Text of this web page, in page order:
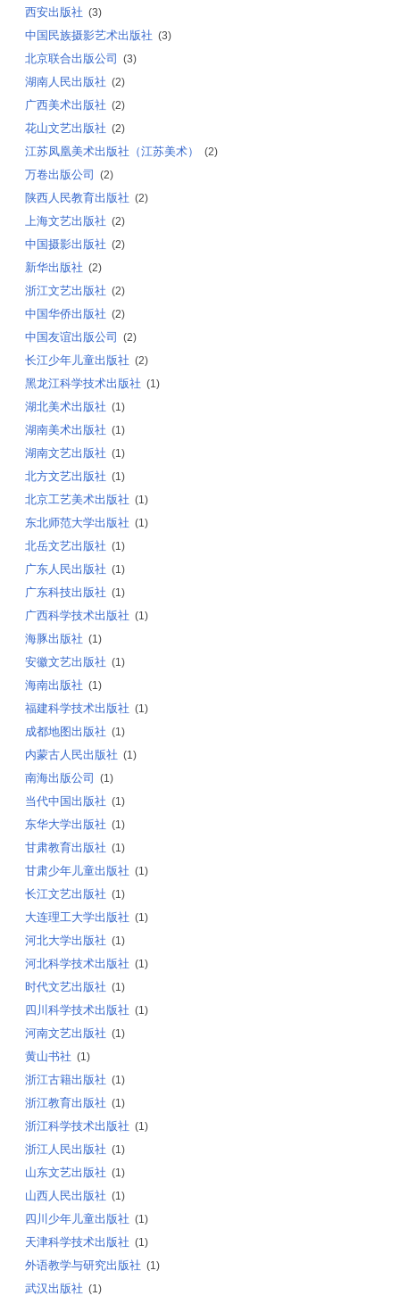
西安出版社 (3)
中国民族摄影艺术出版社 (3)
北京联合出版公司 (3)
湖南人民出版社 (2)
广西美术出版社 (2)
花山文艺出版社 (2)
江苏凤凰美术出版社（江苏美术） (2)
万卷出版公司 (2)
陕西人民教育出版社 (2)
上海文艺出版社 (2)
中国摄影出版社 (2)
新华出版社 (2)
浙江文艺出版社 (2)
中国华侨出版社 (2)
中国友谊出版公司 (2)
长江少年儿童出版社 (2)
黑龙江科学技术出版社 (1)
湖北美术出版社 (1)
湖南美术出版社 (1)
湖南文艺出版社 (1)
北方文艺出版社 (1)
北京工艺美术出版社 (1)
东北师范大学出版社 (1)
北岳文艺出版社 (1)
广东人民出版社 (1)
广东科技出版社 (1)
广西科学技术出版社 (1)
海豚出版社 (1)
安徽文艺出版社 (1)
海南出版社 (1)
福建科学技术出版社 (1)
成都地图出版社 (1)
内蒙古人民出版社 (1)
南海出版公司 (1)
当代中国出版社 (1)
东华大学出版社 (1)
甘肃教育出版社 (1)
甘肃少年儿童出版社 (1)
长江文艺出版社 (1)
大连理工大学出版社 (1)
河北大学出版社 (1)
河北科学技术出版社 (1)
时代文艺出版社 (1)
四川科学技术出版社 (1)
河南文艺出版社 (1)
黄山书社 (1)
浙江古籍出版社 (1)
浙江教育出版社 (1)
浙江科学技术出版社 (1)
浙江人民出版社 (1)
山东文艺出版社 (1)
山西人民出版社 (1)
四川少年儿童出版社 (1)
天津科学技术出版社 (1)
外语教学与研究出版社 (1)
武汉出版社 (1)